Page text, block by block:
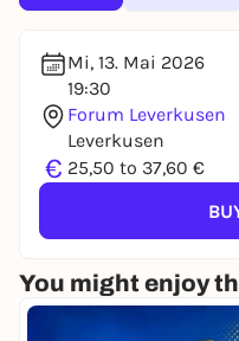
Mi, 13. Mai 2026
19:30
Forum Leverkusen
Leverkusen
€ 25,50 to 37,60 €
You might enjoy